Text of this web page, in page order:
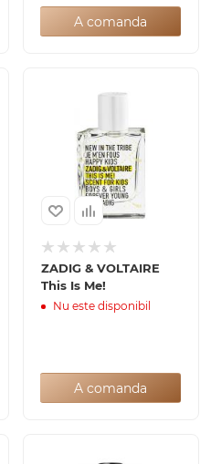
A comanda
ZADIG & VOLTAIRE
This Is Me!
Nu este disponibil
A comanda